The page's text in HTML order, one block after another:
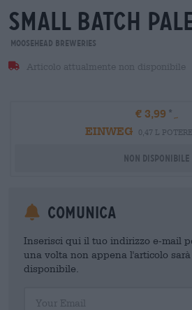
small batch
Moosehead Breweries
Articolo attualmente non disponibile
€ 3,99
EINWEG
0,47 L
Non disponibile
Comunica
Inserisci qui il tuo indirizzo e-mail
una volta non appena l'articolo
disponibile.